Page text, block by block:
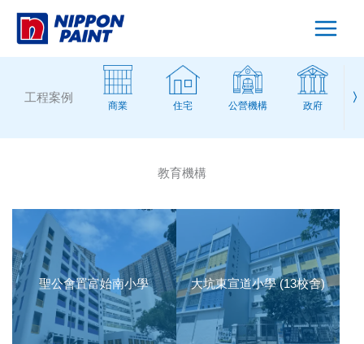
Skip
〉
工程案例
商業 住宅 公營機構 政府
教育機構
聖公會置富始南小學 大坑東宣道小學 (13校舍)